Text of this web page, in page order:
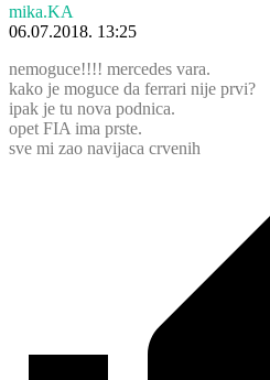
mika.KA
06.07.2018. 13:25
nemoguce!!!! mercedes vara.
kako je moguce da ferrari nije prvi?
ipak je tu nova podnica.
opet FIA ima prste.
sve mi zao navijaca crvenih